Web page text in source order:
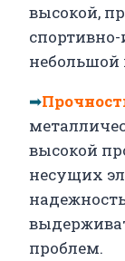
высокой,
➡
высокой
несущих
проблем.